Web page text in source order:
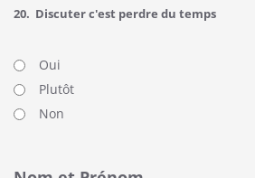
20. Discuter c'est perdre du temps
Oui
Plutôt
Non